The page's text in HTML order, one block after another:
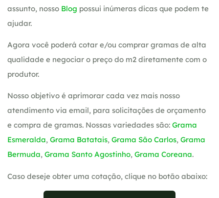
assunto, nosso Blog possui inúmeras dicas que podem te
ajudar.
Agora você poderá cotar e/ou comprar gramas de alta
qualidade e negociar o preço do m2 diretamente com o
produtor.
Nosso objetivo é aprimorar cada vez mais nosso
atendimento via email, para solicitações de orçamento
e compra de gramas. Nossas variedades são: Grama
Esmeralda, Grama Batatais, Grama São Carlos, Grama
Bermuda, Grama Santo Agostinho, Grama Coreana.
Caso deseje obter uma cotação, clique no botão abaixo: